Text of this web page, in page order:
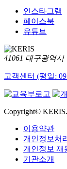
인스타그램
페이스북
유튜브
41061 대구광역시
고객센터 (평일:
Copyright©
이용약관
개인정보처
개인정보 재
기관소개